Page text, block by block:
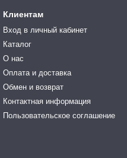
Клиентам
Вход в личный кабинет
Каталог
О нас
Оплата и доставка
Обмен и возврат
Контактная информация
Пользовательское соглашение